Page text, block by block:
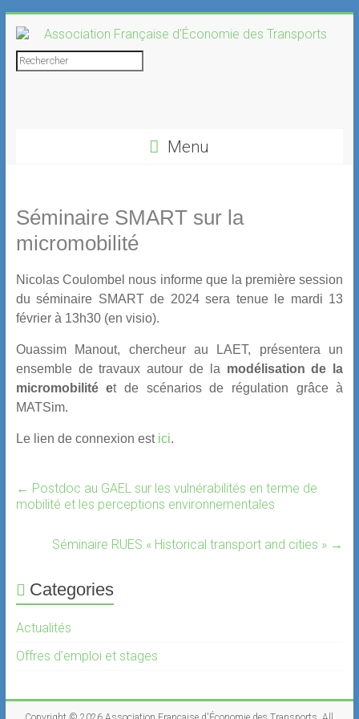
to
content
Association
Menu
Séminaire SMART sur la
micromobilité
Nicolas Coulombel nous informe que la première session
du séminaire SMART de 2024 sera tenue le mardi 13
février à 13h30 (en visio).
Ouassim Manout, chercheur au LAET, présentera un
ensemble de travaux autour de la modélisation de la
micromobilité et de scénarios de régulation grâce à
MATSim.
Le lien de connexion est ici.
← Postdoc au GAEL sur les vulnérabilités en terme de
mobilité et les perceptions environnementales
Séminaire RUES « Historical transport and cities » →
Categories
Actualités
Offres d’emploi et stages